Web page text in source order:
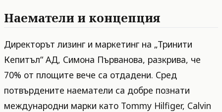
Наематели и концепция
Директорът лизинг и маркетинг на „Тринити
Кепитъл“ АД, Симона Първанова, разкрива, че
70% от площите вече са отдадени. Сред
потвърдените наематели са добре познати
международни марки като Tommy Hilfiger, Calvin